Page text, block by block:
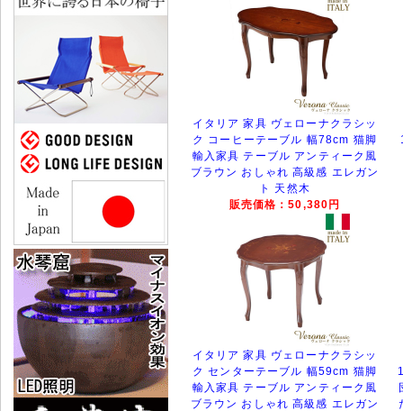
イタリア 家具 ヴェローナクラシッ
ク コーヒーテーブル 幅78cm 猫脚
輸入家具 テーブル アンティーク風
ブラウン おしゃれ 高級感 エレガン
ト 天然木
販売価格：50,380円
イタリア 家具 ヴェローナクラシッ
ク センターテーブル 幅59cm 猫脚
輸入家具 テーブル アンティーク風
ブラウン おしゃれ 高級感 エレガン